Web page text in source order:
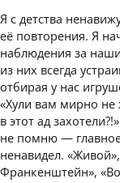
Я с детства
её повторения. Я
наблюдения за
из них всегда
отбирая у нас
«Хули вам мирно не
в этот ад
не помню —
ненавидел.
Франкенштейн»,